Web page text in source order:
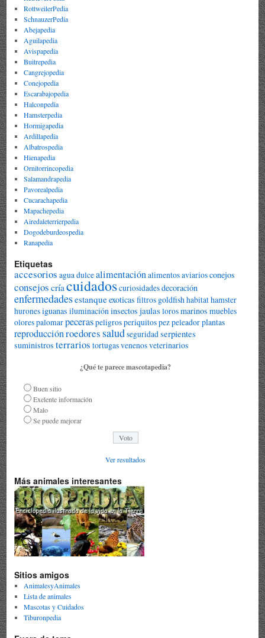
RottweilerPedia
SchnauzerPedia
Abejapedia
Aguilapedia
Avispapedia
Buitrepedia
Cangrejopedia
Conejopedia
Escarabajopedia
Halconpedia
Hamsterpedia
Hormigapedia
Ardillapedia
Albatrospedia
Hienapedia
Ornitorrincopedia
Salamandrapedia
Pavorealpedia
Cucarachapedia
Mapachepedia
Airedaleterrierpedia
Dogodeburdeospedia
Ranapedia
Etiquetas
accesorios agua dulcealimentaciónalimentosaviariosconejos
consejos cría cuidadoscuriosidadesdecoración
enfermedadesestanqueexoticas filtros goldfish habitathamster
huronesiguanas iluminación insectos jaulas lorosmarinos muebles
olorespalomarpeceraspeligrosperiquitospez peleadorplantas
reproducciónroedores saludseguridad serpientes
suministros terrarios tortugasvenenosveterinarios
¿Qué te parece mascotapedia?
Buen sitio
Exelente información
Malo
Se puede mejorar
Ver resultados
Más animales interesantes
Sitios amigos
AnimalesyAnimales
Lista de animales
Mascotas y Cuidados
Tiburonpedia